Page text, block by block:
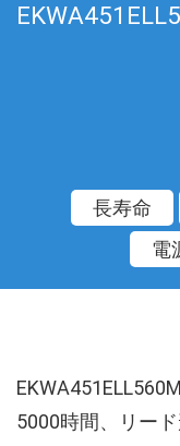
長寿命
電
5000時間、リー